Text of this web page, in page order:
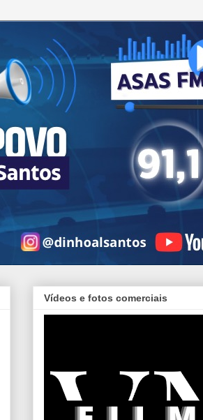
Vídeos e fotos comerciais